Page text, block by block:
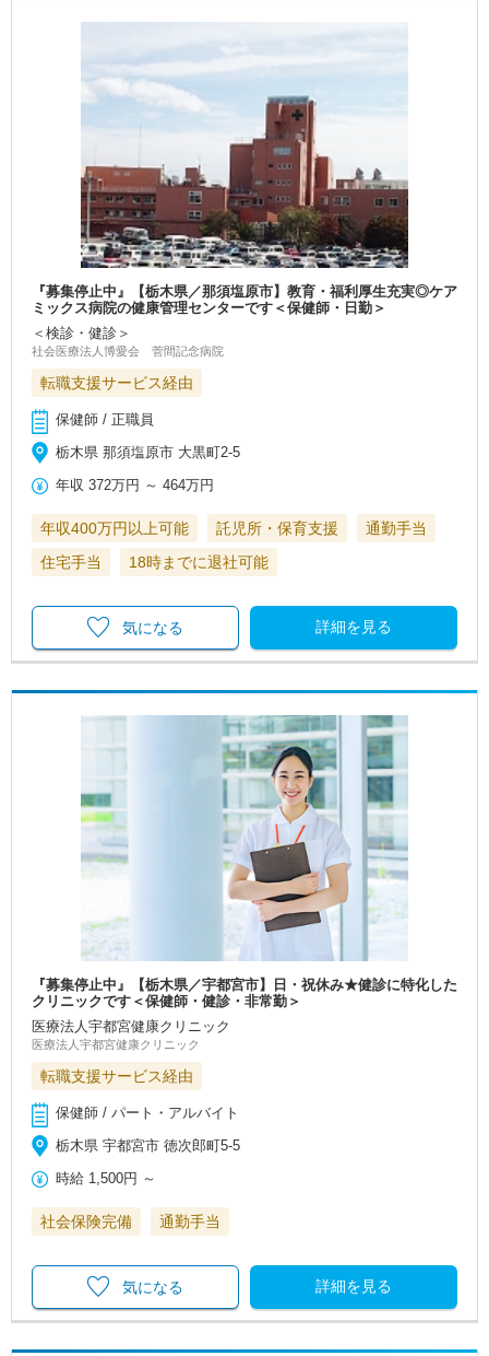
『募集停止中』【栃木県／那須塩原市】教育・福利厚生充実◎ケア
ミックス病院の健康管理センターです＜保健師・日勤＞
＜検診・健診＞
社会医療法人博愛会 菅間記念病院
転職支援サービス経由
保健師 / 正職員
栃木県 那須塩原市 大黒町2-5
年収 372万円 ～464万円
年収400万円以上可能 託児所・保育支援
通勤手当
住宅手当
18時までに退社可能
詳細を見る
気になる
『募集停止中』【栃木県／宇都宮市】日・祝休み★健診に特化した
クリニックです＜保健師・健診・非常勤＞
医療法人宇都宮健康クリニック
医療法人宇都宮健康クリニック
転職支援サービス経由
保健師 / パート・アルバイト
栃木県 宇都宮市 徳次郎町5-5
時給 1,500円 ～
社会保険完備 通勤手当
詳細を見る
気になる